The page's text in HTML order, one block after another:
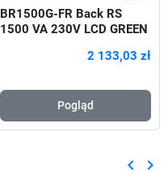
BR1500G-FR Back RS
1500 VA 230V LCD GREEN
2 133,03 zł
Pogląd
keyboard_arrow_left keyboard_arrow_right